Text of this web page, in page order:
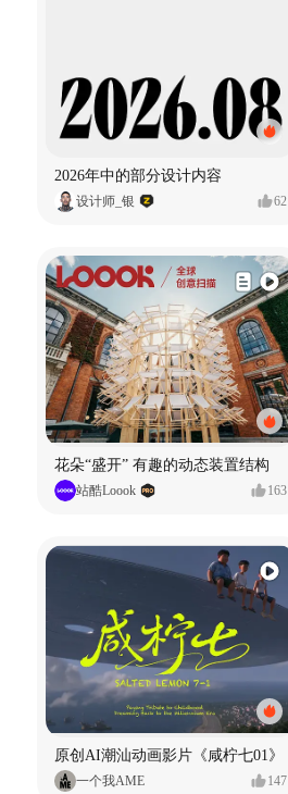
2026年中的部分设计内容
设计师_银 62
花朵“盛开” 有趣的动态装置结构
站酷Loook 163
原创AI潮汕动画影片《咸柠七01》
一个我AME 147